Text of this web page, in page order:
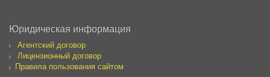
Юридическая информация
Агентский договор
Лицензионный договор
Правила пользования сайтом